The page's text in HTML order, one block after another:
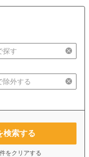
検索する
をクリアする